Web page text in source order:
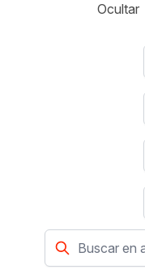
Ocultar